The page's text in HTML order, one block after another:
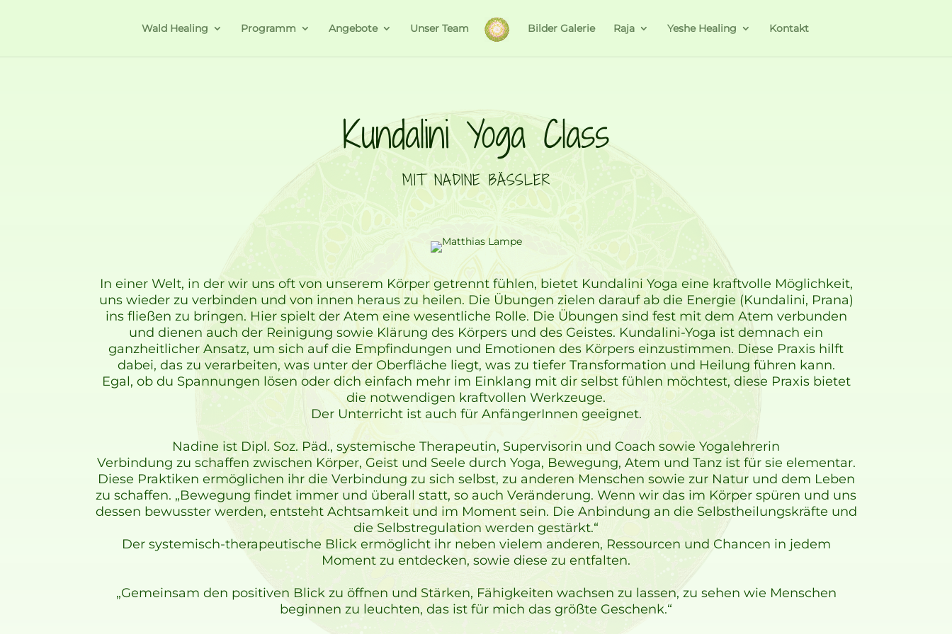
Wald Healing Programm Angebote Unser Team Bilder Galerie Raja Yeshe Healing Kontakt
Kundalini Yoga Class
MIT NADINE BÄSSLER
In einer Welt, in der wir uns oft von unserem Körper getrennt fühlen, bietet Kundalini Yoga eine kraftvolle Möglichkeit,
uns wieder zu verbinden und von innen heraus zu heilen. Die Übungen zielen darauf ab die Energie (Kundalini, Prana)
ins fließen zu bringen. Hier spielt der Atem eine wesentliche Rolle. Die Übungen sind fest mit dem Atem verbunden
und dienen auch der Reinigung sowie Klärung des Körpers und des Geistes. Kundalini-Yoga ist demnach ein
ganzheitlicher Ansatz, um sich auf die Empfindungen und Emotionen des Körpers einzustimmen. Diese Praxis hilft
dabei, das zu verarbeiten, was unter der Oberfläche liegt, was zu tiefer Transformation und Heilung führen kann.
Egal, ob du Spannungen lösen oder dich einfach mehr im Einklang mit dir selbst fühlen möchtest, diese Praxis bietet
die notwendigen kraftvollen Werkzeuge.
Der Unterricht ist auch für AnfängerInnen geeignet.
Nadine ist Dipl. Soz. Päd., systemische Therapeutin, Supervisorin und Coach sowie Yogalehrerin
Verbindung zu schaffen zwischen Körper, Geist und Seele durch Yoga, Bewegung, Atem und Tanz ist für sie elementar.
Diese Praktiken ermöglichen ihr die Verbindung zu sich selbst, zu anderen Menschen sowie zur Natur und dem Leben
zu schaffen. „Bewegung findet immer und überall statt, so auch Veränderung. Wenn wir das im Körper spüren und uns
dessen bewusster werden, entsteht Achtsamkeit und im Moment sein. Die Anbindung an die Selbstheilungskräfte und
die Selbstregulation werden gestärkt.“
Der systemisch-therapeutische Blick ermöglicht ihr neben vielem anderen, Ressourcen und Chancen in jedem
Moment zu entdecken, sowie diese zu entfalten.
„Gemeinsam den positiven Blick zu öffnen und Stärken, Fähigkeiten wachsen zu lassen, zu sehen wie Menschen
beginnen zu leuchten, das ist für mich das größte Geschenk.“